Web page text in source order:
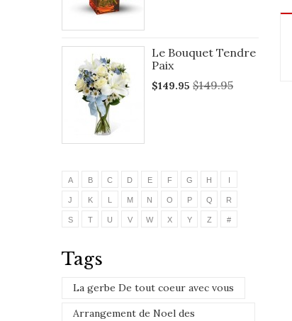
Le Bouquet Tendre
Paix
$149.95 $149.95
A B C D E F G H
J K M N O P Q R
S T U V W X Y Z #
Tags
La gerbe De tout coeur avec vous
Arrangement de Noel des